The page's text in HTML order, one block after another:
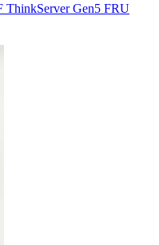
ThinkServer Gen5 FRU